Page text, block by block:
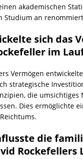
akademischen
Studium an
sich das
im
Vermögen
strategische
die umsichtiges
Dies ermöglichte
die
Rockefellers